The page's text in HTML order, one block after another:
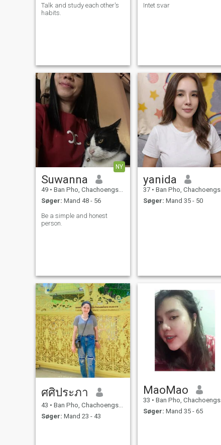
Talk and study each other's
habits.
Intet svar
NY
Suwanna
49 • Ban Pho, Chachoengsao, Thailand
Søger: Mand 48 - 56
Be a simple and honest
person.
yanida
37 • Ban Pho, Chachoengsao, Thailand
Søger: Mand 35 - 50
ศศิประภา
43 • Ban Pho, Chachoengsao, Thailand
Søger: Mand 23 - 43
MaoMao
33 • Ban Pho, Chachoengsao, Thailand
Søger: Mand 35 - 65